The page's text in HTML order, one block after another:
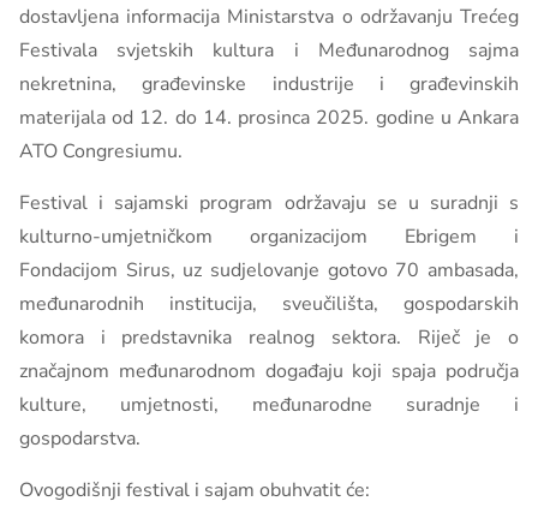
dostavljena informacija Ministarstva o održavanju Trećeg
Festivala svjetskih kultura i Međunarodnog sajma
nekretnina, građevinske industrije i građevinskih
materijala od 12. do 14. prosinca 2025. godine u Ankara
ATO Congresiumu.
Festival i sajamski program održavaju se u suradnji s
kulturno-umjetničkom organizacijom Ebrigem i
Fondacijom Sirus, uz sudjelovanje gotovo 70 ambasada,
međunarodnih institucija, sveučilišta, gospodarskih
komora i predstavnika realnog sektora. Riječ je o
značajnom međunarodnom događaju koji spaja područja
kulture, umjetnosti, međunarodne suradnje i
gospodarstva.
Ovogodišnji festival i sajam obuhvatit će: